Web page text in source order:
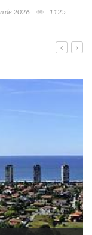
de 2026 1125